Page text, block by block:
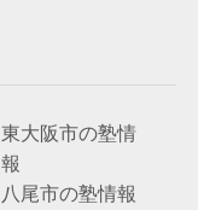
東大阪市の塾情
報
八尾市の塾情報